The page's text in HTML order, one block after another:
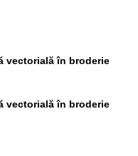
vectorială în broderie
vectorială în broderie